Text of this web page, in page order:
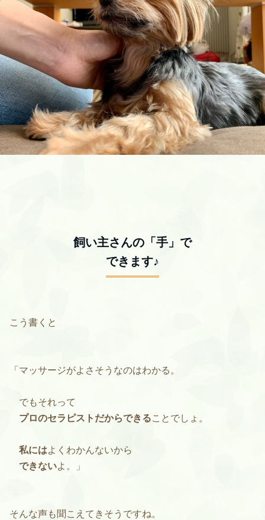
飼い主さんの「手」で
できます♪
こう書くと
「マッサージがよさそうなのはわかる。
でもそれって
プロのセラピストだからできることでしょ。
私にはよくわかんないから
できないよ。」
そんな声も聞こえてきそうですね。